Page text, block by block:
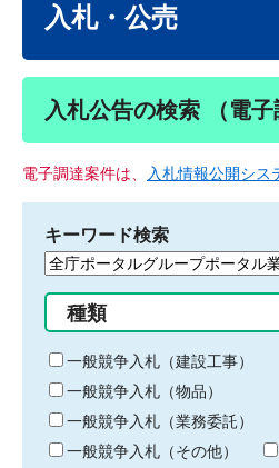
入札・公売
入札公告の検索 （電子
電子調達案件は、 入札情報公開シス
キーワード検索
検
る
キ
ー
ワ
ー
ド
種類
一般競争入札（建設工事）
一般競争入札（物品）
一般競争入札（業務委託）
一般競争入札（その他）